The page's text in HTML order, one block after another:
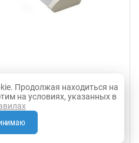
40 Вт
Продолжая находиться на
на условиях, указанных в